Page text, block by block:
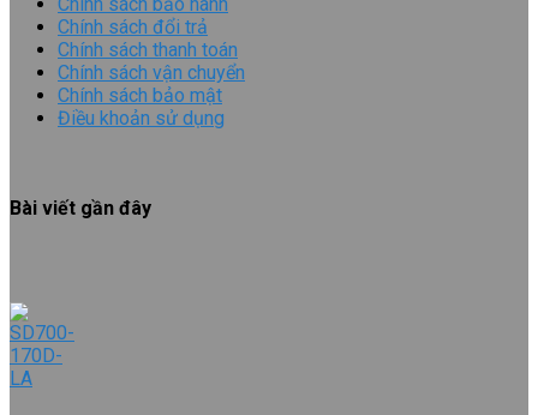
Chính sách đổi trả
Chính sách thanh toán
Chính sách vận chuyển
Chính sách bảo mật
Điều khoản sử dụng
Bài viết gần đây